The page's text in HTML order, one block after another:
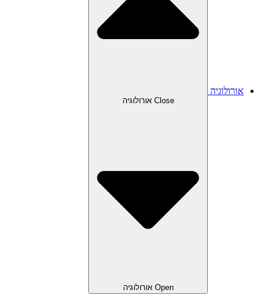
אורולוגיה
Close אורולוגיה
Open אורולוגיה